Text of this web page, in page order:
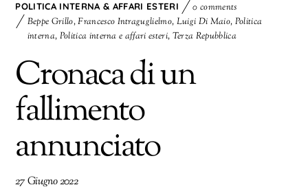
POLITICA INTERNA & AFFARI ESTERI
0 comments
Beppe Grillo,Francesco Intraguglielmo, Luigi Di Maio, Politica
interna, Politica interna e affari esteri, Terza Repubblica
Cronaca di un
fallimento
annunciato
27 Giugno 2022